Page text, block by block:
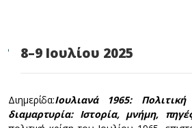
8–9 Ιουλίου 2025
Διημερίδα:Ιουλιανά 1965:
διαμαρτυρία: Ιστορία, μνήμη,